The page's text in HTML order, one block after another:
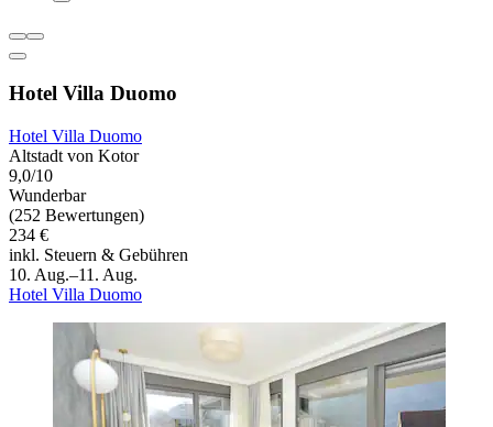
Hotel Villa Duomo
Hotel Villa Duomo
Altstadt von Kotor
9,0/10
Wunderbar
(252 Bewertungen)
234 €
inkl. Steuern & Gebühren
10. Aug.–11. Aug.
Hotel Villa Duomo